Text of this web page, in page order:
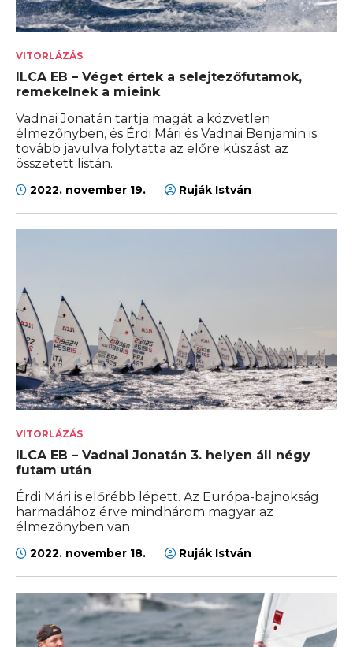
VITORLÁZÁS
ILCA EB – Véget értek a selejtezőfutamok,
remekelnek a mieink
Vadnai Jonatán tartja magát a közvetlen
élmezőnyben, és Érdi Mári és Vadnai Benjamin is
tovább javulva folytatta az előre kúszást az
összetett listán.
2022. november 19. Ruják István
VITORLÁZÁS
ILCA EB – Vadnai Jonatán 3. helyen áll négy
futam után
Érdi Mári is előrébb lépett. Az Európa-bajnokság
harmadához érve mindhárom magyar az
élmezőnyben van
2022. november 18. Ruják István